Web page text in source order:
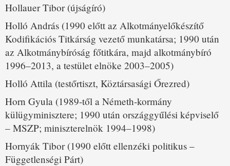
Hollauer Tibor (újságíró)
Holló András (1990 előtt az Alkotmányelőkészítő
Kodifikációs Titkárság vezető munkatársa; 1990 után
az Alkotmánybíróság főtitkára, majd alkotmánybíró
1996–2013, a testület elnöke 2003–2005)
Holló Attila (testőrtiszt, Köztársasági Őrezred)
Horn Gyula (1989-től a Németh-kormány
külügyminisztere; 1990 után országgyűlési képviselő
– MSZP; miniszterelnök 1994–1998)
Hornyák Tibor (1990 előtt ellenzéki politikus –
Függetlenségi Párt)